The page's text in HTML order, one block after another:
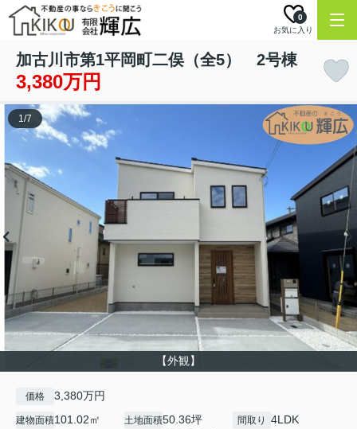
お気に入り
0
加古川市第1平岡町二俣（全5） 2号棟
3,380万円
【外観】
1/7
価格 3,380万円
建物面積101.02㎡ 土地面積50.36坪
間取り 4LDK